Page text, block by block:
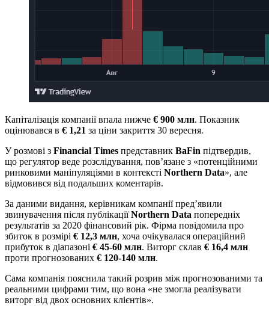
Капіталізація компанії впала нижче € 900 млн. Показник
оцінювався в € 1,21 за ціни закриття 30 вересня.
У розмові з Financial Times представник BaFin підтвердив,
що регулятор веде розслідування, пов’язане з «потенційними
ринковими маніпуляціями в контексті Northern Data», але
відмовився від подальших коментарів.
За даними видання, керівникам компанії пред’явили
звинувачення після публікаціїNorthern Data попередніх
результатів за 2020 фінансовий рік. Фірма повідомила про
збиток в розмірі € 12,3 млн, хоча очікувалася операційний
прибуток в діапазоні € 45-60 млн. Виторг склав € 16,4 млн
проти прогнозованих € 120-140 млн.
Сама компанія пояснила такий розрив між прогнозованими та
реальними цифрами тим, що вона «не змогла реалізувати
виторг від двох основних клієнтів».